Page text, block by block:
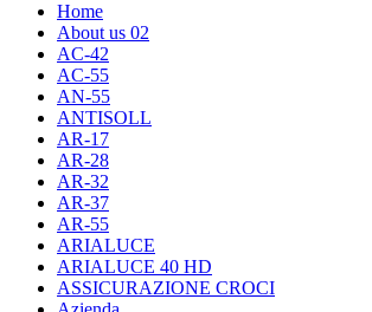
Home
About us 02
AC-42
AC-55
AN-55
ANTISOLL
AR-17
AR-28
AR-32
AR-37
AR-55
ARIALUCE
ARIALUCE 40 HD
ASSICURAZIONE CROCI